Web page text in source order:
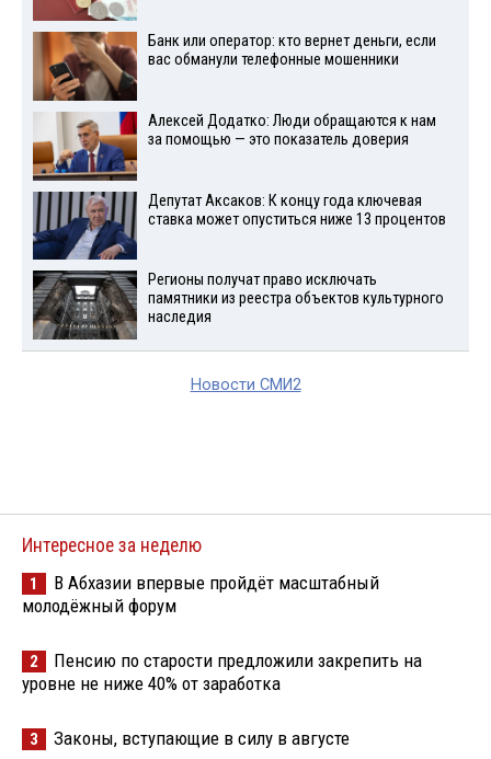
Банк или оператор: кто вернет деньги, если
вас обманули телефонные мошенники
Алексей Додатко: Люди обращаются к нам
за помощью — это показатель доверия
Депутат Аксаков: К концу года ключевая
ставка может опуститься ниже 13 процентов
Регионы получат право исключать
памятники из реестра объектов культурного
наследия
Новости СМИ2
Интересное за неделю
1
В Абхазии впервые пройдёт масштабный
молодёжный форум
2
Пенсию по старости предложили закрепить на
уровне не ниже 40% от заработка
3 Законы, вступающие в силу в августе